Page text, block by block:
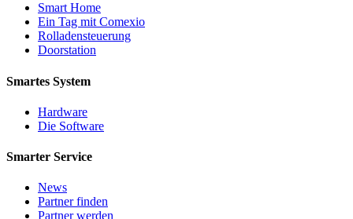
Smart Home
Ein Tag mit Comexio
Rolladensteuerung
Doorstation
Smartes System
Hardware
Die Software
Smarter Service
News
Partner finden
Partner werden